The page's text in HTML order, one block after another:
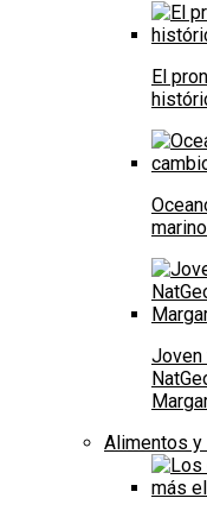
El
Joven
Alimentos y